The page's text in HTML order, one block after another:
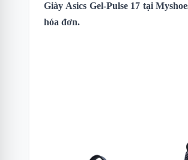
Giày Asics Gel-Pulse 17 tại
hóa đơn.